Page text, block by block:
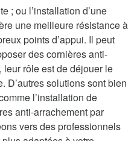
; ou l’installation d’une
une meilleure résistance à
points d’appui. Il peut
des cornières anti-
rôle est de déjouer le
D’autres solutions sont bien
l’installation de
anti-arrachement par
vers des professionnels